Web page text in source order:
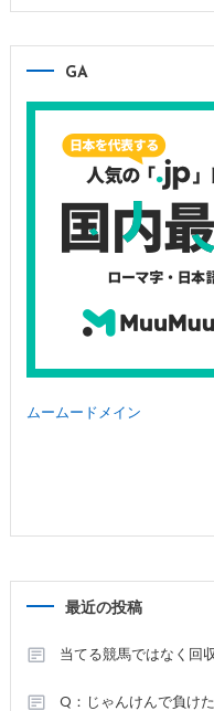
GA
ムームードメイン
最近の投稿
当てる競馬ではなく回
Q：じゃんけんで負け